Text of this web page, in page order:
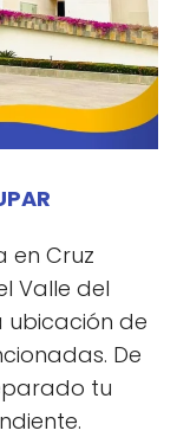
en Cruz
Valle del
ubicación de
De
tu